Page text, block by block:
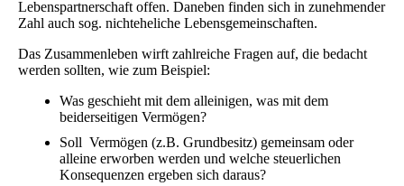
Lebenspartnerschaft offen. Daneben finden sich in zunehmender
Zahl auch sog. nichteheliche Lebensgemeinschaften.
Das Zusammenleben wirft zahlreiche Fragen auf, die bedacht
werden sollten, wie zum Beispiel:
Was geschieht mit dem alleinigen, was mit dem
beiderseitigen Vermögen?
Soll Vermögen (z.B. Grundbesitz) gemeinsam oder
alleine erworben werden und welche steuerlichen
Konsequenzen ergeben sich daraus?